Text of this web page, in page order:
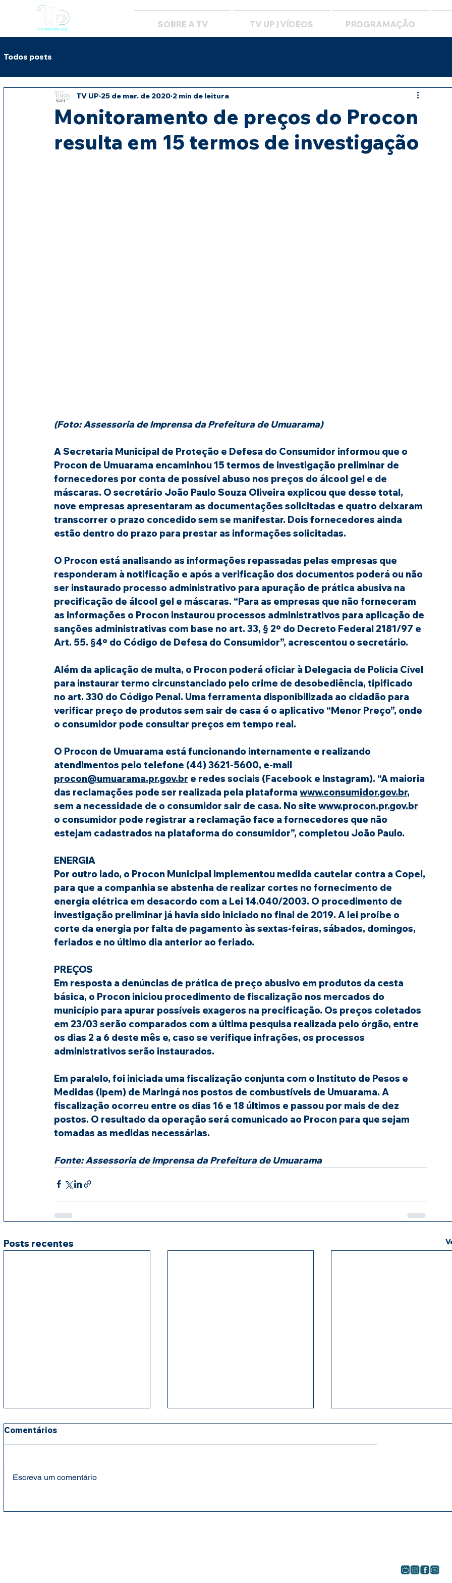
SOBRE A TV TV UP | VÍDEOS PROGRAMAÇÃO
Todos posts
Monitoramento de preços do Procon
resulta em 15 termos de investigação
TV UP 25 de mar. de 2020 2 min de leitura
(Foto: Assessoria de Imprensa da Prefeitura de Umuarama)
A Secretaria Municipal de Proteção e Defesa do Consumidor informou que o
Procon de Umuarama encaminhou 15 termos de investigação preliminar de
fornecedores por conta de possível abuso nos preços do álcool gel e de
máscaras. O secretário João Paulo Souza Oliveira explicou que desse total,
nove empresas apresentaram as documentações solicitadas e quatro deixaram
transcorrer o prazo concedido sem se manifestar. Dois fornecedores ainda
estão dentro do prazo para prestar as informações solicitadas.
O Procon está analisando as informações repassadas pelas empresas que
responderam à notificação e após a verificação dos documentos poderá ou não
ser instaurado processo administrativo para apuração de prática abusiva na
precificação de álcool gel e máscaras. “Para as empresas que não forneceram
as informações o Procon instaurou processos administrativos para aplicação de
sanções administrativas com base no art. 33, § 2º do Decreto Federal 2181/97 e
Art. 55. §4º do Código de Defesa do Consumidor”, acrescentou o secretário.
Além da aplicação de multa, o Procon poderá oficiar à Delegacia de Polícia Cível
para instaurar termo circunstanciado pelo crime de desobediência, tipificado
no art. 330 do Código Penal. Uma ferramenta disponibilizada ao cidadão para
verificar preço de produtos sem sair de casa é o aplicativo “Menor Preço”, onde
o consumidor pode consultar preços em tempo real.
O Procon de Umuarama está funcionando internamente e realizando
atendimentos pelo telefone (44) 3621-5600, e-mail
procon@umuarama.pr.gov.br e redes sociais (Facebook e Instagram). “A maioria
das reclamações pode ser realizada pela plataforma www.consumidor.gov.br,
sem a necessidade de o consumidor sair de casa. No site www.procon.pr.gov.br
o consumidor pode registrar a reclamação face a fornecedores que não
estejam cadastrados na plataforma do consumidor”, completou João Paulo.
ENERGIA
Por outro lado, o Procon Municipal implementou medida cautelar contra a Copel,
para que a companhia se abstenha de realizar cortes no fornecimento de
energia elétrica em desacordo com a Lei 14.040/2003. O procedimento de
investigação preliminar já havia sido iniciado no final de 2019. A lei proíbe o
corte da energia por falta de pagamento às sextas-feiras, sábados, domingos,
feriados e no último dia anterior ao feriado.
PREÇOS
Em resposta a denúncias de prática de preço abusivo em produtos da cesta
básica, o Procon iniciou procedimento de fiscalização nos mercados do
município para apurar possíveis exageros na precificação. Os preços coletados
em 23/03 serão comparados com a última pesquisa realizada pelo órgão, entre
os dias 2 a 6 deste mês e, caso se verifique infrações, os processos
administrativos serão instaurados.
Em paralelo, foi iniciada uma fiscalização conjunta com o Instituto de Pesos e
Medidas (Ipem) de Maringá nos postos de combustíveis de Umuarama. A
fiscalização ocorreu entre os dias 16 e 18 últimos e passou por mais de dez
postos. O resultado da operação será comunicado ao Procon para que sejam
tomadas as medidas necessárias.
Fonte: Assessoria de Imprensa da Prefeitura de Umuarama
Posts recentes
Comentários
Escreva um comentário